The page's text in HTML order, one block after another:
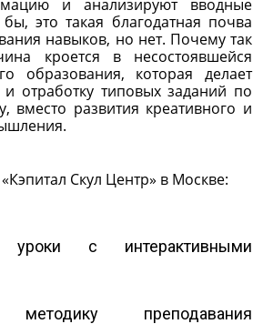
и анализируют вводные
это такая благодатная почва
навыков, но нет. Почему так
кроется в несостоявшейся
образования, которая делает
отработку типовых заданий по
вместо развития креативного и
Скул Центр» в Москве:
уроки с интерактивными
методику преподавания